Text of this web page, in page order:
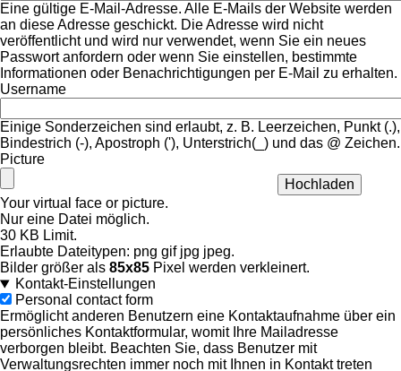
Eine gültige E-Mail-Adresse. Alle E-Mails der Website werden
an diese Adresse geschickt. Die Adresse wird nicht
veröffentlicht und wird nur verwendet, wenn Sie ein neues
Passwort anfordern oder wenn Sie einstellen, bestimmte
Informationen oder Benachrichtigungen per E-Mail zu erhalten.
Username
Einige Sonderzeichen sind erlaubt, z. B. Leerzeichen, Punkt (.),
Bindestrich (-), Apostroph ('), Unterstrich(_) und das @ Zeichen.
Picture
Your virtual face or picture.
Nur eine Datei möglich.
30 KB Limit.
Erlaubte Dateitypen: png gif jpg jpeg.
Bilder größer als 85x85 Pixel werden verkleinert.
Kontakt-Einstellungen
Personal contact form
Ermöglicht anderen Benutzern eine Kontaktaufnahme über ein
persönliches Kontaktformular, womit Ihre Mailadresse
verborgen bleibt. Beachten Sie, dass Benutzer mit
Verwaltungsrechten immer noch mit Ihnen in Kontakt treten